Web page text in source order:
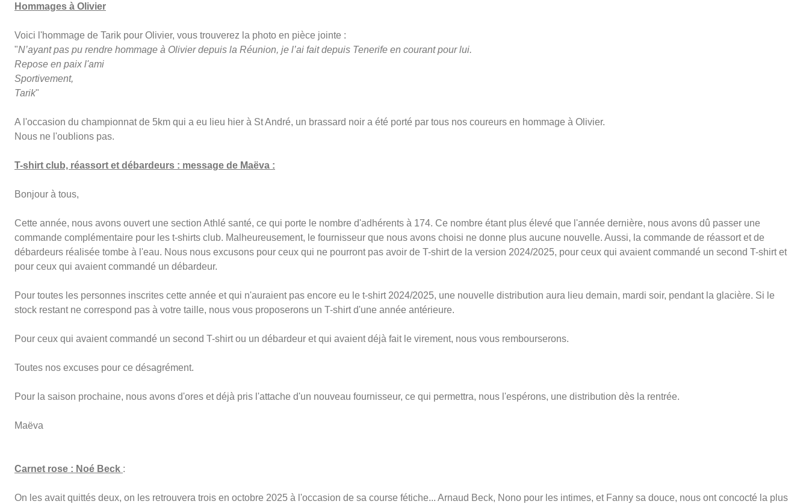
Hommages à Olivier
Voici l'hommage de Tarik pour Olivier, vous trouverez la photo en pièce jointe :
"N’ayant pas pu rendre hommage à Olivier depuis la Réunion, je l’ai fait depuis Tenerife en courant pour lui.
Repose en paix l'ami
Sportivement,
Tarik"
A l'occasion du championnat de 5km qui a eu lieu hier à St André, un brassard noir a été porté par tous nos coureurs en hommage à Olivier.
Nous ne l'oublions pas.
T-shirt club, réassort et débardeurs : message de Maëva :
Bonjour à tous,
Cette année, nous avons ouvert une section Athlé santé, ce qui porte le nombre d'adhérents à 174. Ce nombre étant plus élevé que l'année dernière, nous avons dû passer une
commande complémentaire pour les t-shirts club. Malheureusement, le fournisseur que nous avons choisi ne donne plus aucune nouvelle. Aussi, la commande de réassort et de
débardeurs réalisée tombe à l'eau. Nous nous excusons pour ceux qui ne pourront pas avoir de T-shirt de la version 2024/2025, pour ceux qui avaient commandé un second T-shirt et
pour ceux qui avaient commandé un débardeur.
Pour toutes les personnes inscrites cette année et qui n'auraient pas encore eu le t-shirt 2024/2025, une nouvelle distribution aura lieu demain, mardi soir, pendant la glacière. Si le
stock restant ne correspond pas à votre taille, nous vous proposerons un T-shirt d'une année antérieure.
Pour ceux qui avaient commandé un second T-shirt ou un débardeur et qui avaient déjà fait le virement, nous vous rembourserons.
Toutes nos excuses pour ce désagrément.
Pour la saison prochaine, nous avons d'ores et déjà pris l'attache d'un nouveau fournisseur, ce qui permettra, nous l'espérons, une distribution dès la rentrée.
Maëva
Carnet rose : Noé Beck :
On les avait quittés deux, on les retrouvera trois en octobre 2025 à l'occasion de sa course fétiche... Arnaud Beck, Nono pour les intimes, et Fanny sa douce, nous ont concocté la plus